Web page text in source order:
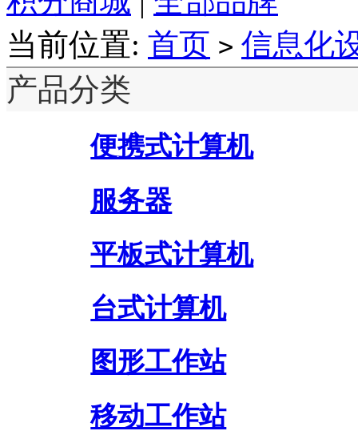
当前位置: 首页 > 信息化
产品分类
便携式计算机
服务器
平板式计算机
台式计算机
图形工作站
移动工作站